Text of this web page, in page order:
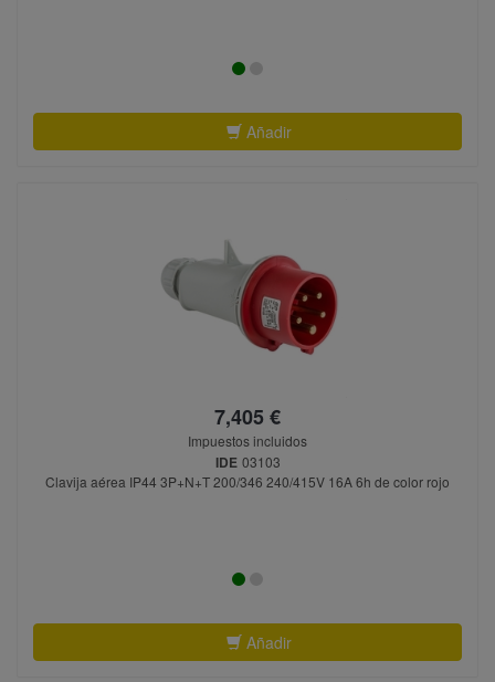
Añadir
7,405 €
Impuestos incluidos
IDE 03103
Clavija aérea IP44 3P+N+T 200/346 240/415V 16A 6h de color rojo
Añadir